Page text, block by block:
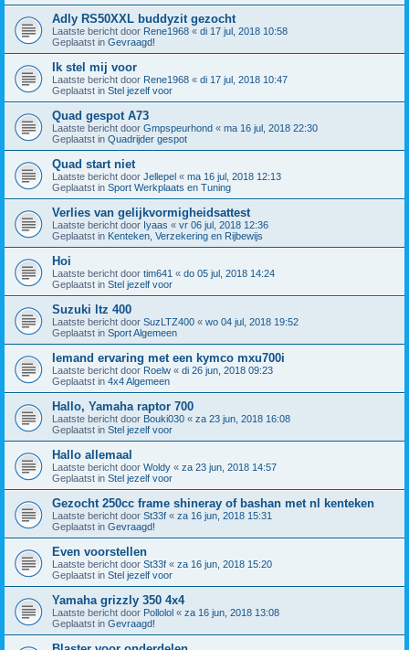
Adly RS50XXL buddyzit gezocht
Laatste bericht door Rene1968 « di 17 jul, 2018 10:58
Geplaatst in Gevraagd!
Ik stel mij voor
Laatste bericht door Rene1968 « di 17 jul, 2018 10:47
Geplaatst in Stel jezelf voor
Quad gespot A73
Laatste bericht door Gmpspeurhond « ma 16 jul, 2018 22:30
Geplaatst in Quadrijder gespot
Quad start niet
Laatste bericht door Jellepel « ma 16 jul, 2018 12:13
Geplaatst in Sport Werkplaats en Tuning
Verlies van gelijkvormigheidsattest
Laatste bericht door Iyaas « vr 06 jul, 2018 12:36
Geplaatst in Kenteken, Verzekering en Rijbewijs
Hoi
Laatste bericht door tim641 « do 05 jul, 2018 14:24
Geplaatst in Stel jezelf voor
Suzuki ltz 400
Laatste bericht door SuzLTZ400 « wo 04 jul, 2018 19:52
Geplaatst in Sport Algemeen
Iemand ervaring met een kymco mxu700i
Laatste bericht door Roelw « di 26 jun, 2018 09:23
Geplaatst in 4x4 Algemeen
Hallo, Yamaha raptor 700
Laatste bericht door Bouki030 « za 23 jun, 2018 16:08
Geplaatst in Stel jezelf voor
Hallo allemaal
Laatste bericht door Woldy « za 23 jun, 2018 14:57
Geplaatst in Stel jezelf voor
Gezocht 250cc frame shineray of bashan met nl kenteken
Laatste bericht door St33f « za 16 jun, 2018 15:31
Geplaatst in Gevraagd!
Even voorstellen
Laatste bericht door St33f « za 16 jun, 2018 15:20
Geplaatst in Stel jezelf voor
Yamaha grizzly 350 4x4
Laatste bericht door Pollolol « za 16 jun, 2018 13:08
Geplaatst in Gevraagd!